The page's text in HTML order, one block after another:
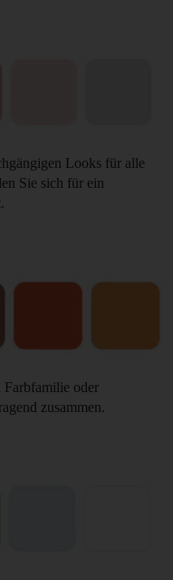
Looks für alle
Sie sich für ein
Farbfamilie oder
zusammen.